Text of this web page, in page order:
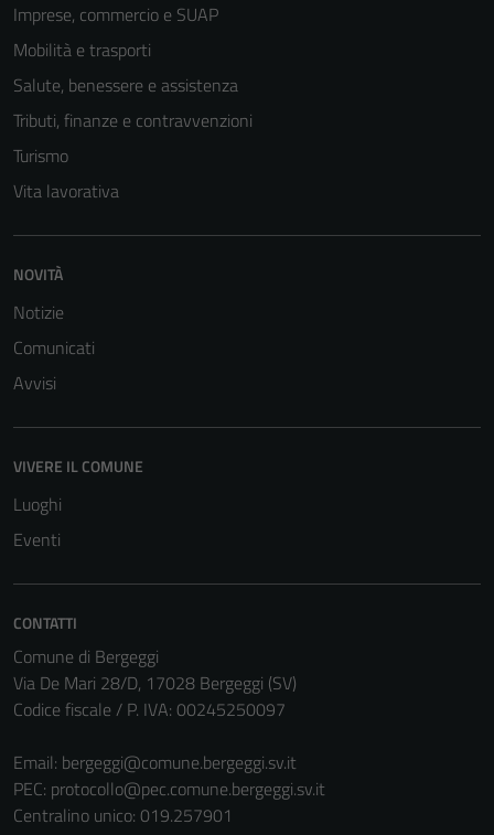
Imprese, commercio e SUAP
Mobilità e trasporti
Salute, benessere e assistenza
Tributi, finanze e contravvenzioni
Turismo
Vita lavorativa
NOVITÀ
Notizie
Comunicati
Avvisi
VIVERE IL COMUNE
Luoghi
Eventi
CONTATTI
Comune di Bergeggi
Via De Mari 28/D, 17028 Bergeggi (SV)
Codice fiscale / P. IVA: 00245250097
Email: bergeggi@comune.bergeggi.sv.it
PEC: protocollo@pec.comune.bergeggi.sv.it
Centralino unico: 019.257901